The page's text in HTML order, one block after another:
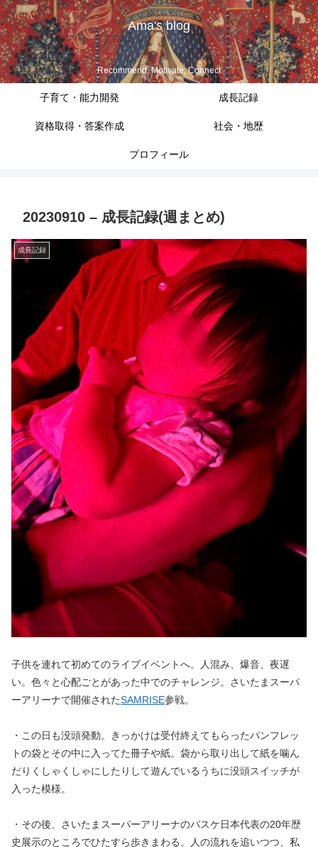
Ama's blog
Recommend, Motivate, Connect
子育て・能力開発 成長記録
資格取得・答案作成 社会・地歴
プロフィール
20230910 – 成長記録(週まとめ)
成長記録
子供を連れて初めてのライブイベントへ。人混み、爆音、夜遅
い。色々と心配ごとがあった中でのチャレンジ。さいたまスーパ
ーアリーナで開催されたSAMRISE参戦。
・この日も没頭発動。きっかけは受付終えてもらったパンフレッ
トの袋とその中に入ってた冊子や紙。袋から取り出して紙を噛ん
だりくしゃくしゃにしたりして遊んでいるうちに没頭スイッチが
入った模様。
・その後、さいたまスーパーアリーナのバスケ日本代表の20年歴
史展示のところでひたすら歩きまわる。人の流れを追いつつ、私